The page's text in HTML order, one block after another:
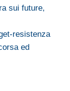
sui future,
resistenza
ed